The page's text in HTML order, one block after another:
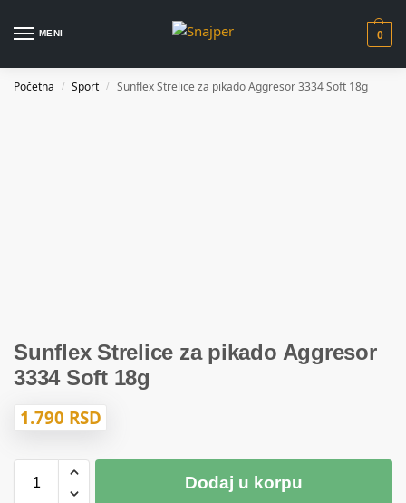
MENI 0
Početna / Sport / Sunflex Strelice za pikado Aggresor 3334 Soft 18g
Sunflex Strelice za pikado Aggresor
3334 Soft 18g
1.790 RSD
Dodaj u korpu